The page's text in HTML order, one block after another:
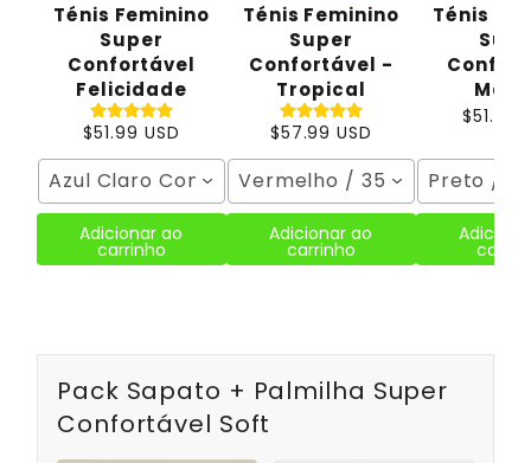
Ténis Feminino
Super
Confortável
Felicidade
$51.99 USD
Azul Claro Com Renda / 35
Adicionar ao
carrinho
Ténis Feminino
Super
Confortável -
Tropical
$57.99 USD
Vermelho / 35
Adicionar ao
carrinho
Ténis
$51.99
Preto / 35
Pack Sapato + Palmilha Super
Confortável Soft